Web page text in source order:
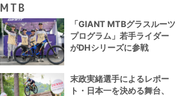
MTB
「GIANT MTBグラスルーツ
プログラム」若手ライダー
がDHシリーズに参戦
末政実緒選手によるレポー
ト・日本一を決める舞台、